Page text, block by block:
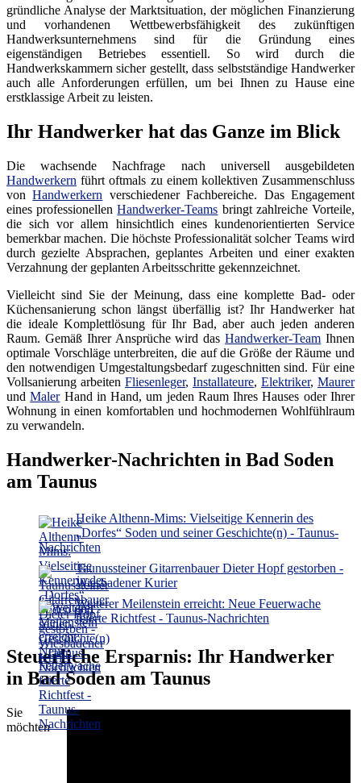
gründliche Analyse der Marktsituation, der möglichen Finanzierung
und vorhandenen Wettbewerbsfähigkeit des zukünftigen
Handwerksunternehmens sind für die Gründung eines
eigenständigen Betriebes essentiell. So wird durch die
Handwerkskammern sicher gestellt, dass selbstständige Handwerker
auch alle Anforderungen erfüllen, um bei Ihnen zu Hause eine
erstklassige Arbeit zu leisten.
Ihr Handwerker hat das Ganze im Blick
Die wachsende Nachfrage nach universell ausgebildeten
Handwerkern führt oftmals zu einem kollektiven Zusammenschluss
vonHandwerkern verschiedener Fachbereiche. Das Engagement
eines professionellenHandwerker-Teams bringt zahlreiche Vorteile,
die sich vor allem hinsichtlich eines kundenorientierten Service
bemerkbar machen. Die höchste Professionalität solcher Teams wird
durch gezielte Absprachen, geplantes Arbeiten und einer exakten
Verzahnung der geplanten Arbeitsschritte gekennzeichnet.
Vielleicht sind Sie der Meinung, dass eine komplette Bad- oder
Küchensanierung schon längst überfällig ist? Ihr Handwerker hat
die ideale Komplettlösung für Ihr Bad, aber auch jeden anderen
Raum. Gemäß Ihrer Ansprüche wird dasHandwerker-Team Ihnen
optimale Vorschläge unterbreiten, die auf die Größe der Räume und
den notwendigen Umgestaltungsbedarf zugeschnitten sind. Für eine
Vollsanierung arbeiten Fliesenleger, Installateure, Elektriker, Maurer
undMalerHand in Hand, um jeden Raum Ihres Hauses oder Ihrer
Wohnung in einen komfortablen und hochmodernen Wohlfühlraum
zu verwandeln.
Handwerker-Nachrichten in Bad Soden
am Taunus
Heike Althenn-Mims: Vielseitige Kennerin des
„Dorfes“ Soden und seiner Geschichte(n) - Taunus-
Nachrichten
Taunussteiner Gitarrenbauer Dieter Hopf gestorben -
Wiesbadener Kurier
Weiterer Meilenstein erreicht: Neue Feuerwache
feierte Richtfest - Taunus-Nachrichten
Steuerliche Ersparnis: Ihr Handwerker
in Bad Soden am Taunus
Sie
möchten